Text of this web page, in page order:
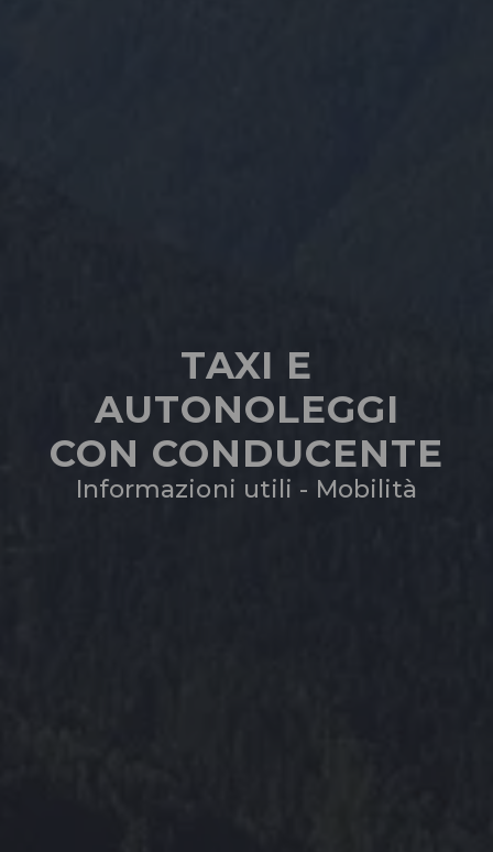
TAXI E
AUTONOLEGGI
CON CONDUCENTE
Informazioni utili - Mobilità